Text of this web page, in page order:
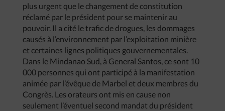
plus urgent que le changement de constitution
réclamé par le président pour se maintenir au
pouvoir. Il a cité le trafic de drogues, les dommages
causés à l’environnement par l’exploitation minière
et certaines lignes politiques gouvernementales.
Dans le Mindanao Sud, à General Santos, ce sont 10
000 personnes qui ont participé à la manifestation
animée par l’évêque de Marbel et deux membres du
Congrès. Les orateurs ont mis en cause non
seulement l’éventuel second mandat du président